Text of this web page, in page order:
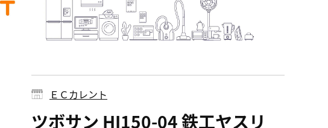
ＥＣカレント
ツボサン HI150-04 鉄工ヤスリ